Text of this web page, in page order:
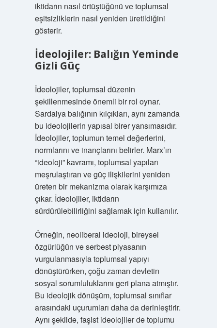
iktidarın nasıl örtüştüğünü ve toplumsal
eşitsizliklerin nasıl yeniden üretildiğini
gösterir.
İdeolojiler: Balığın Yeminde
Gizli Güç
İdeolojiler, toplumsal düzenin
şekillenmesinde önemli bir rol oynar.
Sardalya balığının kılçıkları, aynı zamanda
bu ideolojilerin yapısal birer yansımasıdır.
İdeolojiler, toplumun temel değerlerini,
normlarını ve inançlarını belirler. Marx’ın
“ideoloji” kavramı, toplumsal yapıları
meşrulaştıran ve güç ilişkilerini yeniden
üreten bir mekanizma olarak karşımıza
çıkar. İdeolojiler, iktidarın
sürdürülebilirliğini sağlamak için kullanılır.
Örneğin, neoliberal ideoloji, bireysel
özgürlüğün ve serbest piyasanın
vurgulanmasıyla toplumsal yapıyı
dönüştürürken, çoğu zaman devletin
sosyal sorumluluklarını geri plana atmıştır.
Bu ideolojik dönüşüm, toplumsal sınıflar
arasındaki uçurumları daha da derinleştirir.
Aynı şekilde, faşist ideolojiler de toplumu